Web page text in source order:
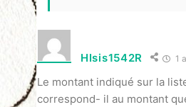
HIsis1542R 1
Le montant indiqué sur la
correspond- il au montant